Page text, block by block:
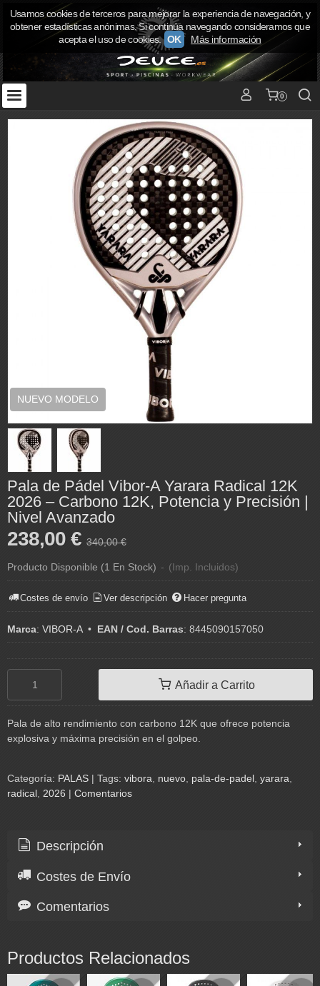
0
NUEVO MODELO
Pala de Pádel Vibor-A Yarara Radical 12K
2026 – Carbono 12K, Potencia y Precisión |
Nivel Avanzado
238,00 € 340,00 €
Producto Disponible (1 En Stock) - (Imp. Incluidos)
Costes de envío Ver descripción Hacer pregunta
Marca: VIBOR-A• EAN / Cod. Barras: 8445090157050
Añadir a Carrito
Pala de alto rendimiento con carbono 12K que ofrece potencia
explosiva y máxima precisión en el golpeo.
Categoría: PALAS | Tags: vibora nuevo pala-de-padel yarara
radical 2026 | Comentarios
Descripción
Costes de Envío
Comentarios
Productos Relacionados
Usamos cookies de terceros para mejorar la experiencia de navegación, y
obtener estadísticas anónimas. Si continúa navegando consideramos que
acepta el uso de cookies. OK Más información